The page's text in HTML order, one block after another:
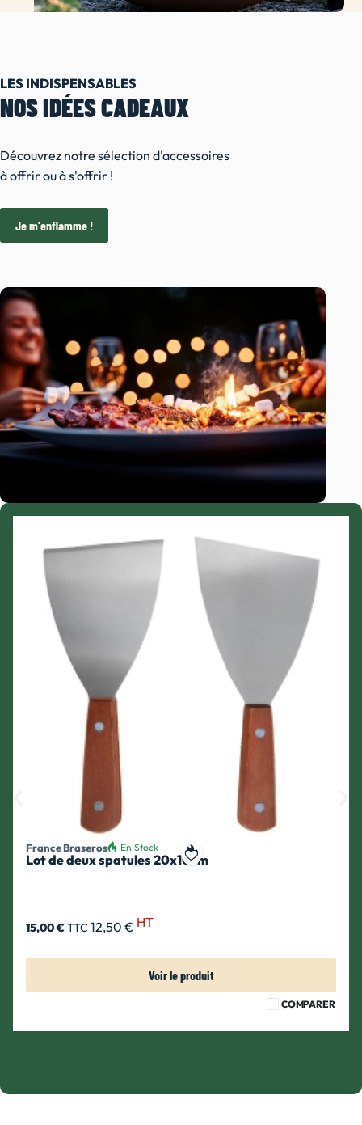
LES INDISPENSABLES
NOS IDÉES CADEAUX
Découvrez notre sélection d'accessoires
à offrir ou à s'offrir !
Je m'enflamme !
Ajouter à ma liste de souhait
France Braseros En Stock
Lot de deux spatules 20x10cm
15,00 €TTC 12,50 € HT
Voir le produit
COMPARER